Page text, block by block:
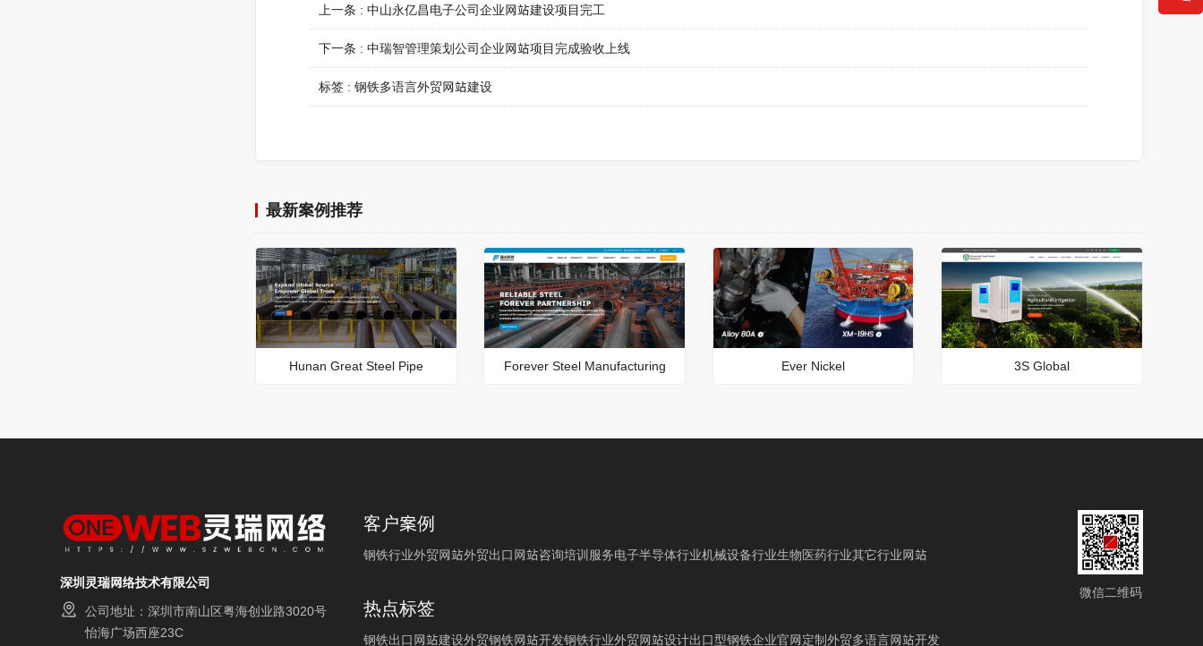
上一条 : 中山永亿昌电子公司企业网站建设项目完工
下一条 : 中瑞智管理策划公司企业网站项目完成验收上线
标签 : 钢铁多语言外贸网站建设
最新案例推荐
Hunan Great Steel Pipe Forever Steel Manufacturing Ever Nickel 3S Global
深圳灵瑞网络技术有限公司
公司地址：深圳市南山区粤海创业路3020号
怡海广场西座23C
客户案例
钢铁行业外贸网站外贸出口网站咨询培训服务电子半导体行业机械设备行业生物医药行业其它行业网站
热点标签
钢铁出口网站建设外贸钢铁网站开发钢铁行业外贸网站设计出口型钢铁企业官网定制外贸多语言网站开发
微信二维码